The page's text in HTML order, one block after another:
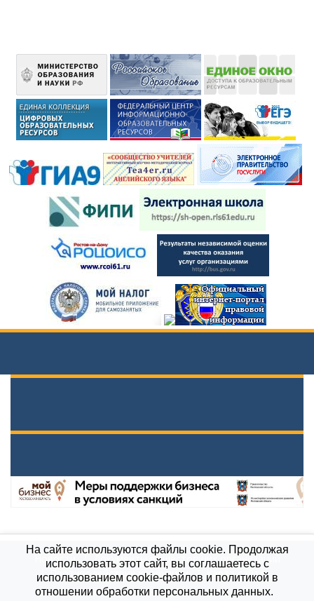
Новости
Документы вышестоящих организаций
Противодействие коррупции
Карта сайта
МБОУ \"Гимназия им. А.П.Чехова\", 2021
На сайте используются файлы cookie. Продолжая
использовать этот сайт, вы соглашаетесь с
использованием cookie-файлов и политикой в
отношении обработки персональных данных.